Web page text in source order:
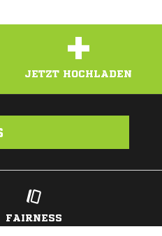
ODER FOTO
+
JETZT HOCHLADEN
FAIRNESS